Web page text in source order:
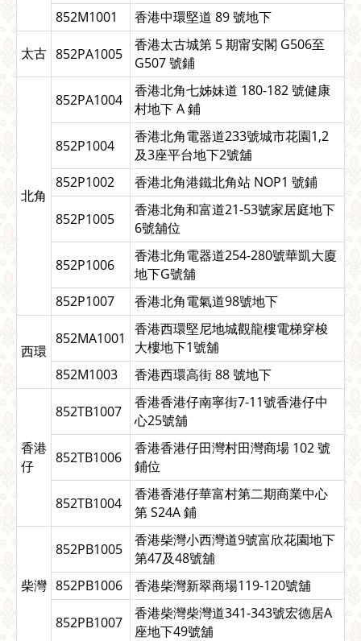
852M1001
香港中環堅道 89 號地下
太古 852PA1005
香港太古城第 5 期甯安閣 G506至
G507 號鋪
北角
852PA1004
香港北角七姊妹道 180-182 號健康
村地下 A 鋪
852P1004
香港北角電器道233號城市花園1,2
及3座平台地下2號舖
852P1002
香港北角港鐵北角站 NOP1 號鋪
852P1005
香港北角和富道21-53號家居庭地下
6號舖位
852P1006
香港北角電器道254-280號華凱大廈
地下G號舖
852P1007
香港北角電氣道98號地下
西環
852MA1001
香港西環堅尼地城觀龍樓電梯穿梭
大樓地下1號舖
852M1003
香港西環高街 88 號地下
香港
仔
852TB1007
香港香港仔南寧街7-11號香港仔中
心25號舖
852TB1006
香港香港仔田灣村田灣商場 102 號
鋪位
852TB1004
香港香港仔華富村第二期商業中心
第 S24A 鋪
柴灣
852PB1005
香港柴灣小西灣道9號富欣花園地下
第47及48號舖
852PB1006
香港柴灣新翠商場119-120號舖
852PB1007
香港柴灣柴灣道341-343號宏德居A
座地下49號舖